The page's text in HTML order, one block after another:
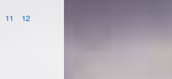
11 12